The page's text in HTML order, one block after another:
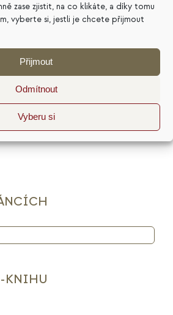
zase zjistit, na co klikáte, a díky tomu
vyberte si, jestli je chcete přijmout
Přijmout
Odmítnout
Vyberu si
legacy
magie
podnikání
strategie
tarot
web zdražení
značka
KNIHU